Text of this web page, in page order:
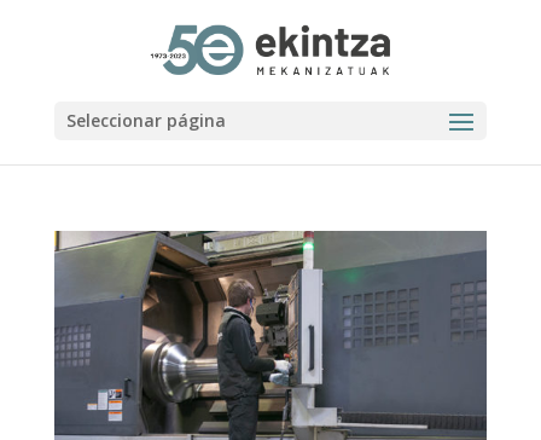
Seleccionar página